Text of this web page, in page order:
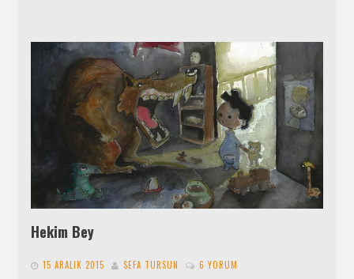
Hekim Bey
15 ARALIK 2015 SEFA TURSUN 6 YORUM